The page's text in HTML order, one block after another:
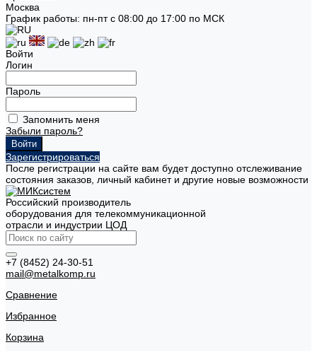
Москва
График работы: пн-пт с 08:00 до 17:00 по МСК
Войти
Логин
Пароль
Запомнить меня
Забыли пароль?
Зарегистрироваться
После регистрации на сайте вам будет доступно отслеживание
состояния заказов, личный кабинет и другие новые возможности
Российский производитель
оборудования для телекоммуникационной
отрасли и индустрии ЦОД
+7 (8452) 24-30-51
mail@metalkomp.ru
Сравнение
Избранное
Корзина